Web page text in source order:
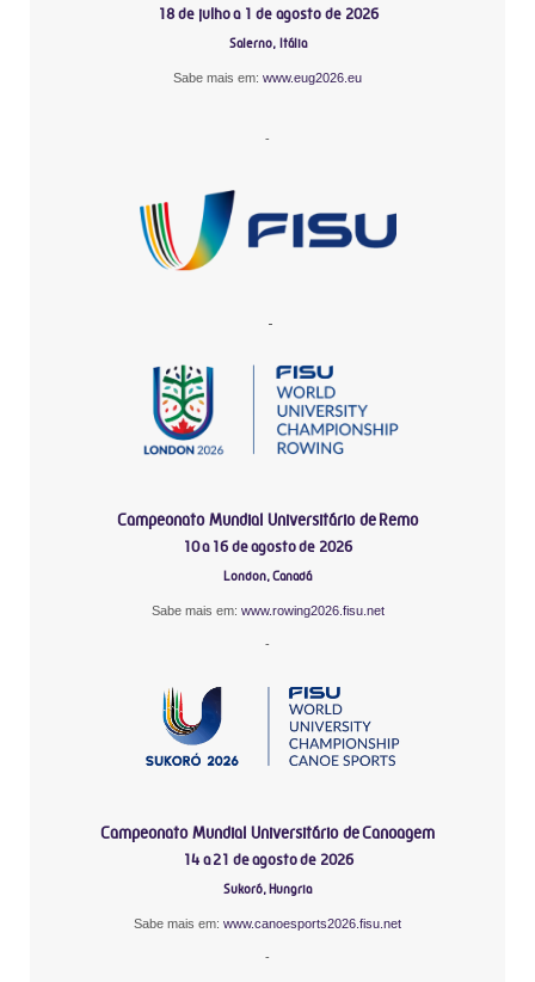
18 de julho a 1 de agosto de 2026
Salerno, Itália
Sabe mais em: www.eug2026.eu
-
-
Campeonato Mundial Universitário de Remo
10 a 16 de agosto de 2026
London, Canadá
Sabe mais em: www.rowing2026.fisu.net
-
Campeonato Mundial Universitário de Canoagem
14 a 21 de agosto de 2026
Sukoró, Hungria
Sabe mais em: www.canoesports2026.fisu.net
-